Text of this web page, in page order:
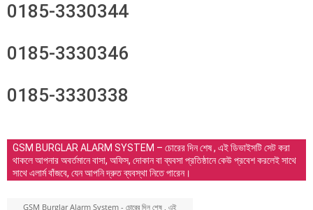
0185-3330344
0185-3330346
0185-3330338
GSM BURGLAR ALARM SYSTEM – চোরের দিন শেষ , এই ডিভাইসটি সেট করা
থাকলে আপনার অবর্তমানে বাসা, অফিস, দোকান বা ব্যবসা প্রতিষ্ঠানে কেউ প্রবেশ করলেই সাথে
সাথে এলার্ম বাঁজবে, যেন আপনি দ্রুত ব্যবস্থা নিতে পারেন।
GSM Burglar Alarm System - চোরের দিন শেষ , এই